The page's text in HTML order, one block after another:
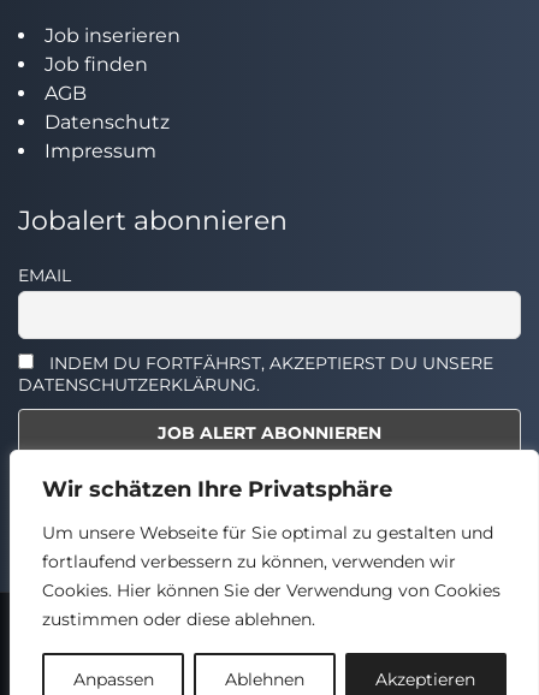
Wir schätzen Ihre Privatsphäre
Um unsere Webseite für Sie optimal zu gestalten und
fortlaufend verbessern zu können, verwenden wir
Cookies. Hier können Sie der Verwendung von Cookies
zustimmen oder diese ablehnen.
Anpassen Ablehnen Akzeptieren
Job inserieren
Job finden
AGB
Datenschutz
Impressum
Jobalert abonnieren
EMAIL
INDEM DU FORTFÄHRST, AKZEPTIERST DU UNSERE
DATENSCHUTZERKLÄRUNG.
Select the widget you want to show.
Back